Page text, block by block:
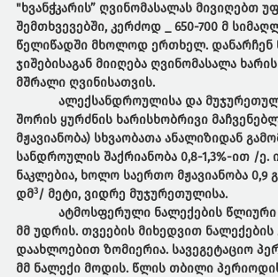
"ხვანჭკარის” ღვინომასალას მივიღებთ
შემთხვევებში, კერძოდ _ 650-700 მ
წელიწადში მხოლოდ ერთხელ. დანარჩენ
ჯიშებისაგან მიიღება ღვინომასალა
მშრალი ღვინისათვის.
ალექსანდროულისა და
შორის ყურძნის ხა­რის­ხობ­რივი
მჟავიანობა) სხვაობათა ანალიზიდან
სან­დ­რო­ულის შაქრიანობა 0,8-1,3%-ით /ე.
ნაკლებია, ხოლო საერთო მჟავიანობა 0,9
დმ3/ მეტი, ვიდრე მუჯურეთულისა.
ატმოსფერული ნალექების წლიური
მმ უდრის. თვეების მიხედვით ნალექების
დაახლოებით ზომიერია. სავეგეტაციო
მმ ნალექი მოდის. წლის თბილი